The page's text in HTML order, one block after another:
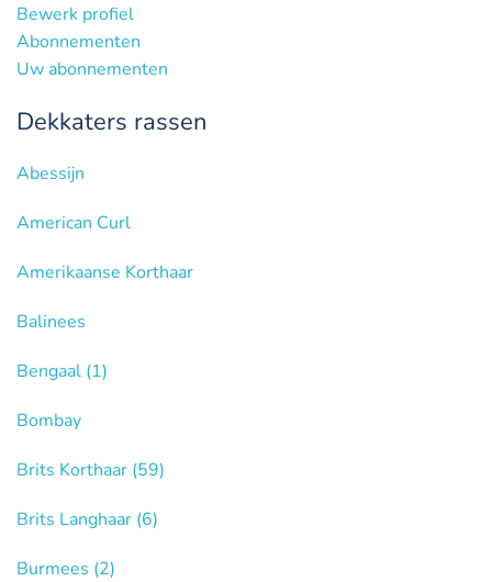
Bewerk profiel
Abonnementen
Uw abonnementen
Dekkaters rassen
Abessijn
American Curl
Amerikaanse Korthaar
Balinees
Bengaal (1)
Bombay
Brits Korthaar (59)
Brits Langhaar (6)
Burmees (2)